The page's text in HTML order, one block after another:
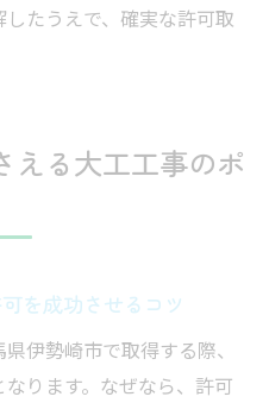
たうえで、確実な許可取
える大工工事のポ
を成功させるコツ
伊勢崎市で取得する際、
ります。なぜなら、許可